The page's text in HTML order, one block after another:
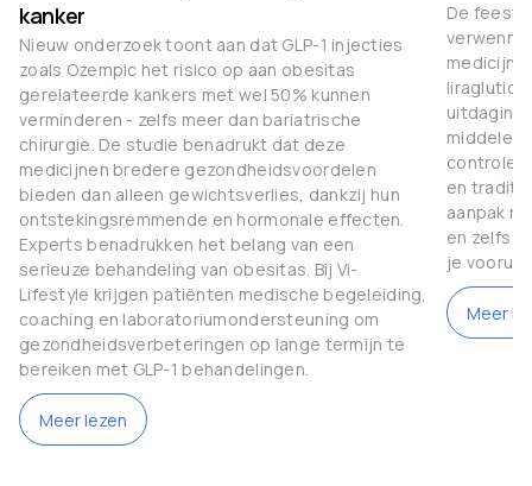
kanker
Nieuw onderzoek toont aan dat GLP-1 injecties
zoals Ozempic het risico op aan obesitas
gerelateerde kankers met wel 50% kunnen
verminderen - zelfs meer dan bariatrische
chirurgie. De studie benadrukt dat deze
medicijnen bredere gezondheidsvoordelen
bieden dan alleen gewichtsverlies, dankzij hun
ontstekingsremmende en hormonale effecten.
Experts benadrukken het belang van een
serieuze behandeling van obesitas. Bij Vi-
Lifestyle krijgen patiënten medische begeleiding,
coaching en laboratoriumondersteuning om
gezondheidsverbeteringen op lange termijn te
bereiken met GLP-1 behandelingen.
Meer lezen
De
middelen
controle
en
aanpak
en zelfs
je
Meer